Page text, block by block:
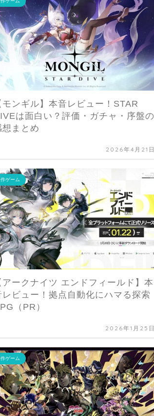
モンギル】本音レビュー！STAR
は面白い？評価・ガチャ・序盤の
想まとめ
2026年4月21日
ゲーム
アークナイツ エンドフィールド】本
レビュー！拠点自動化にハマる探索
（PR）
2026年1月25日
ゲーム